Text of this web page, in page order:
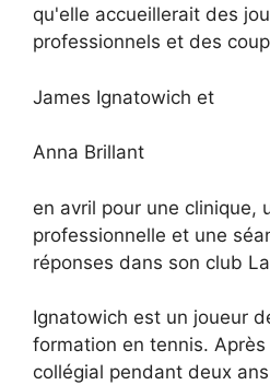
qu'elle accueillerait des
professionnels et des
James Ignatowich et
Anna Brillant
en avril pour une clinique,
professionnelle et une
réponses dans son club
Ignatowich est un joueur
formation en tennis.
collégial pendant deux